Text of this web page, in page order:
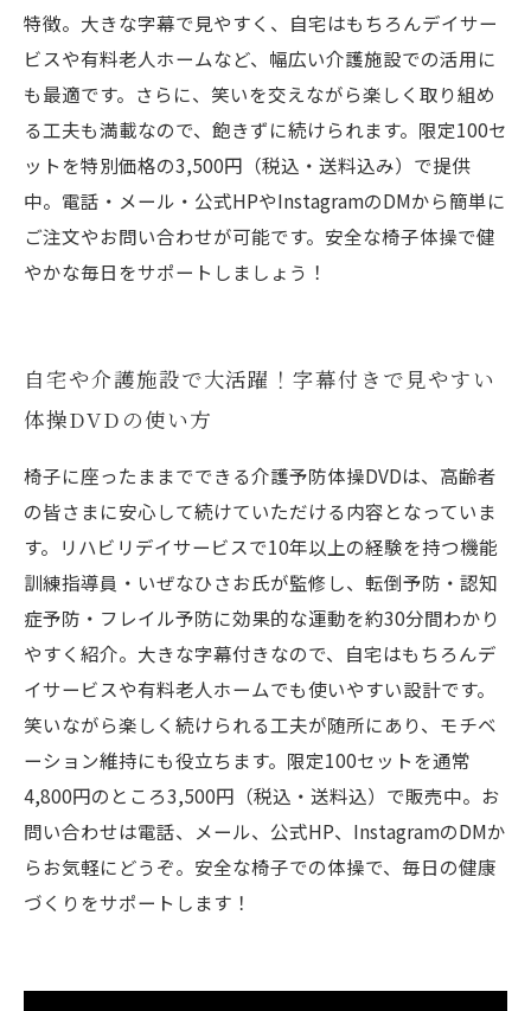
特徴。大きな字幕で見やすく、自宅はもちろんデイサー
ビスや有料老人ホームなど、幅広い介護施設での活用に
も最適です。さらに、笑いを交えながら楽しく取り組め
る工夫も満載なので、飽きずに続けられます。限定100セ
ットを特別価格の3,500円（税込・送料込み）で提供
中。電話・メール・公式HPやInstagramのDMから簡単に
ご注文やお問い合わせが可能です。安全な椅子体操で健
やかな毎日をサポートしましょう！
自宅や介護施設で大活躍！字幕付きで見やすい
体操DVDの使い方
椅子に座ったままでできる介護予防体操DVDは、高齢者
の皆さまに安心して続けていただける内容となっていま
す。リハビリデイサービスで10年以上の経験を持つ機能
訓練指導員・いぜなひさお氏が監修し、転倒予防・認知
症予防・フレイル予防に効果的な運動を約30分間わかり
やすく紹介。大きな字幕付きなので、自宅はもちろんデ
イサービスや有料老人ホームでも使いやすい設計です。
笑いながら楽しく続けられる工夫が随所にあり、モチベ
ーション維持にも役立ちます。限定100セットを通常
4,800円のところ3,500円（税込・送料込）で販売中。お
問い合わせは電話、メール、公式HP、InstagramのDMか
らお気軽にどうぞ。安全な椅子での体操で、毎日の健康
づくりをサポートします！